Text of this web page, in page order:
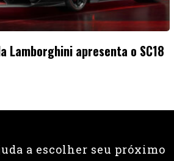
Lamborghini apresenta o SC18
a escolher seu próximo